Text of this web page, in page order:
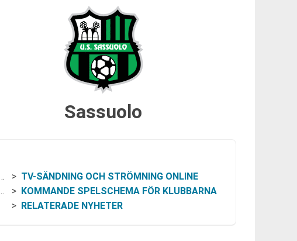
Sassuolo
TV-SÄNDNING OCH STRÖMNING ONLINE
KOMMANDE SPELSCHEMA FÖR KLUBBARNA
RELATERADE NYHETER